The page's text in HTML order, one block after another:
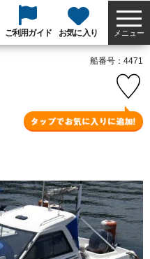
ご利用ガイド お気に入り メニュー
船番号：4471